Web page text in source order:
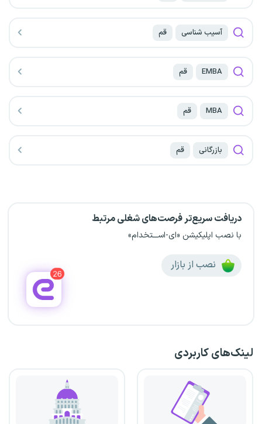
آسیب شناسی قم
EMBA قم
MBA قم
بازرگانی قم
دریافت سریع‌تر فرصت‌های شغلی مرتبط
با نصب اپلیکیشن «ای-اســـتخدام»
نصب از بازار
لینک‌های کاربردی